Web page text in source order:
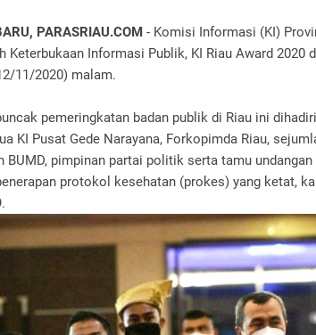
PARASRIAU.COM - Komisi Informasi (KI)
Keterbukaan Informasi Publik, KI Riau Award 2020
11/2020) malam.
pemeringkatan badan publik di Riau ini
KI Pusat Gede Narayana, Forkopimda Riau,
BUMD, pimpinan partai politik serta tamu
protokol kesehatan (prokes) yang ketat,